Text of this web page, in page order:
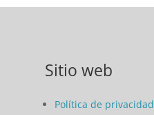
Sitio web
Política de privacidad